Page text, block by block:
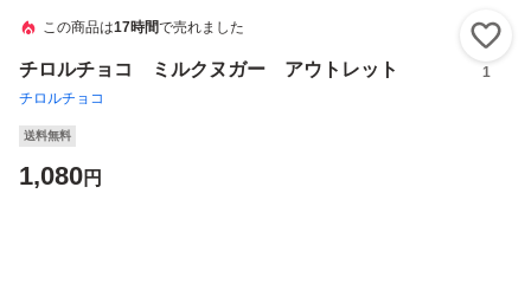
この商品は17時間で売れました
チロルチョコ ミルクヌガー アウトレット
チロルチョコ
1
送料無料
1,080円